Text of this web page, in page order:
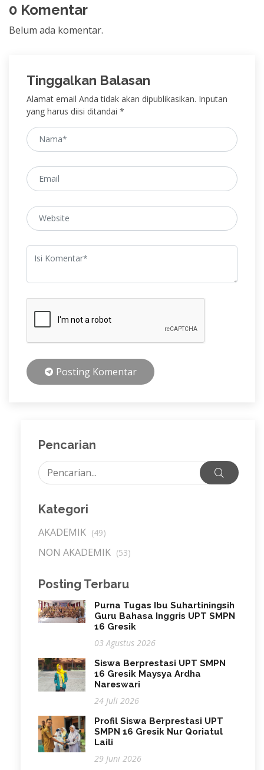
0 Komentar
Belum ada komentar.
Tinggalkan Balasan
Alamat email Anda tidak akan dipublikasikan. Inputan
yang harus diisi ditandai *
Posting Komentar
Pencarian
Kategori
AKADEMIK (49)
NON AKADEMIK (53)
Posting Terbaru
Purna Tugas Ibu Suhartiningsih
Guru Bahasa Inggris UPT SMPN
16 Gresik
03 Agustus 2026
Siswa Berprestasi UPT SMPN
16 Gresik Maysya Ardha
Nareswari
24 Juli 2026
Profil Siswa Berprestasi UPT
SMPN 16 Gresik Nur Qoriatul
Laili
29 Juni 2026